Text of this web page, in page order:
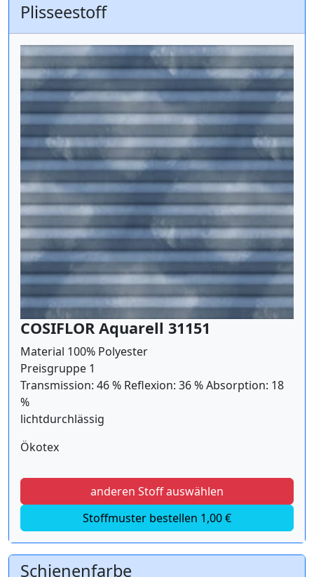
Plisseestoff
COSIFLOR Aquarell 31151
Material 100% Polyester
Preisgruppe 1
Transmission: 46 % Reflexion: 36 % Absorption: 18
%
lichtdurchlässig
Ökotex
anderen Stoff auswählen
Stoffmuster bestellen 1,00 €
Schienenfarbe